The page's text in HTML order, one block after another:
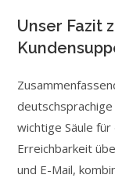
Unser Fazit
wichtige Säule
Erreichbarkeit
und E-Mail,